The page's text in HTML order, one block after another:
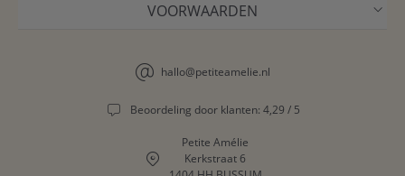
VOORWAARDEN
hallo@petiteamelie.nl
Beoordeling door klanten: 4,29 / 5
Petite Amélie
Kerkstraat 6